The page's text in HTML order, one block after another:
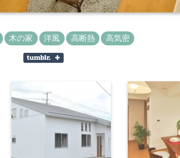
木の家 洋風 高断熱 高気密